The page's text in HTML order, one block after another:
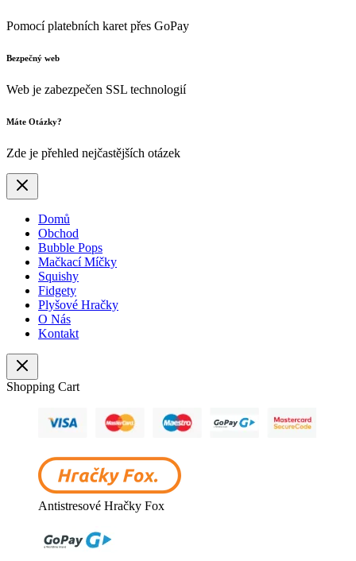
Pomocí platebních karet přes GoPay
Bezpečný web
Web je zabezpečen SSL technologií
Máte Otázky?
Zde je přehled nejčastějších otázek
Domů
Obchod
Bubble Pops
Mačkací Míčky
Squishy
Fidgety
Plyšové Hračky
O Nás
Kontakt
Shopping Cart
Antistresové Hračky Fox